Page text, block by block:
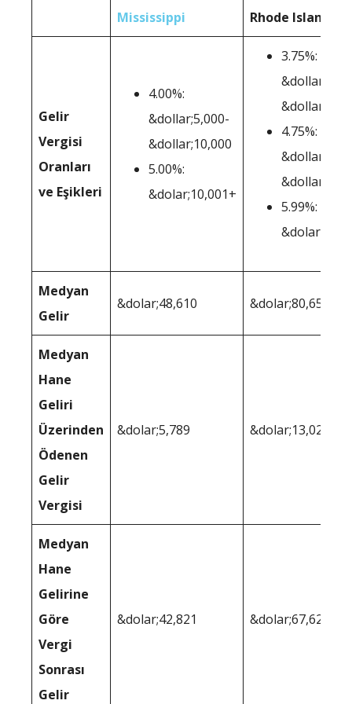
Mississippi Rhode Island
Gelir
Vergisi
Oranları
ve Eşikleri
4.00%:
&dollar;5,000-
&dollar;10,000
5.00%:
&dolar;10,001+
3.75%:
&dollar;0-
4.75%:
5.99%:
Medyan
Gelir
&dolar;48,610 &dolar;80,650
Medyan
Hane
Geliri
Üzerinden
Ödenen
Gelir
Vergisi
&dolar;5,789 &dolar;13,023
Medyan
Hane
Gelirine
Göre
Vergi
Sonrası
Gelir
&dolar;42,821 &dolar;67,627